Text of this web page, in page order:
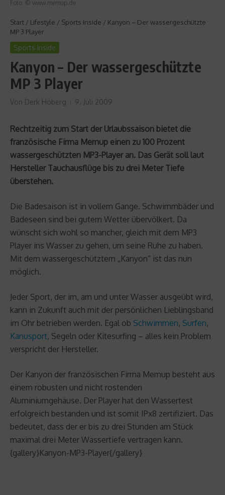
Foto: © www.memup.de
Start / Lifestyle / Sports Inside / Kanyon – Der wassergeschützte
MP 3 Player
Sports Inside
Kanyon – Der wassergeschützte
MP 3 Player
Von Derk Hoberg 9. Juli 2009
Rechtzeitig zum Start der Urlaubssaison bietet die
französische Firma Memup einen zu 100 Prozent
wassergeschützten MP3-Player an. Das Gerät soll laut
Hersteller Tauchausflüge bis zu drei Meter Tiefe
überstehen.
Die Badesaison ist in vollem Gange. Schwimmbäder und
Badeseen sind bei gutem Wetter übervölkert. Da
wünscht sich wohl so mancher, gleich mit dem MP3
Player ins Wasser zu gehen, um seine Ruhe zu haben.
Mit dem wassergeschütztem „Kanyon“ ist das nun
möglich.
Jeder Sport, der im, am und unter Wasser ausgeübt wird,
kann in Zukunft auch mit der persönlichen Lieblingsband
im Ohr betrieben werden. Egal ob Schwimmen, Surfen,
Kanusport, Segeln oder Kitesurfing – alles kein Problem
verspricht der Hersteller.
Der Kanyon der französischen Firma Memup besteht aus
einem robusten und nicht rostenden
Aluminiumgehäuse. Der Player hat den Wassertest
erfolgreich bestanden und ist somit IPx8 zertifiziert. Das
bedeutet, dass der er bis zu drei Stunden am Stück
maximal drei Meter Wassertiefe vertragen kann.
{gallery}Kanyon-MP3-Player{/gallery}